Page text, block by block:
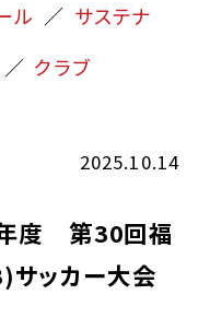
ル
サステナ
クラブ
2025.10.14
度 第30回福
サッカー大会